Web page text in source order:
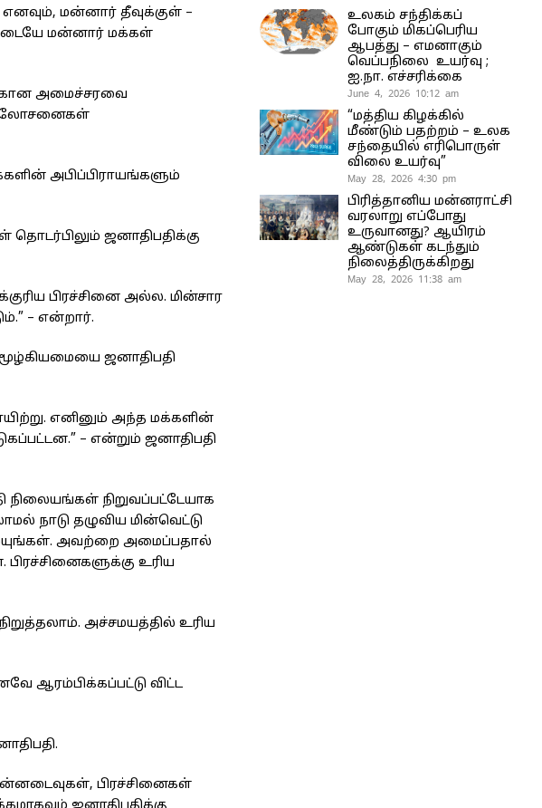
மன்னார் தீவுக்குள் –
மன்னார் மக்கள்
அமைச்சரவை
ஆலோசனைகள்
அபிப்பிராயங்களும்
ஜனாதிபதிக்கு
பிரச்சினை அல்ல. மின்சார
– என்றார்.
ஜனாதிபதி
எனினும் அந்த மக்களின்
– என்றும் ஜனாதிபதி
நிலையங்கள் நிறுவப்பட்டேயாக
நாடு தழுவிய மின்வெட்டு
அவற்றை அமைப்பதால்
பிரச்சினைகளுக்கு உரிய
அச்சமயத்தில் உரிய
ஆரம்பிக்கப்பட்டு விட்ட
பிரச்சினைகள்
உலகம் சந்திக்கப்
போகும் மிகப்பெரிய
ஆபத்து – எமனாகும்
வெப்பநிலை உயர்வு ;
ஐ.நா. எச்சரிக்கை
June 4, 2026 10:12 am
“மத்திய கிழக்கில்
மீண்டும் பதற்றம் – உலக
சந்தையில் எரிபொருள்
விலை உயர்வு”
May 28, 2026 4:30 pm
பிரித்தானிய மன்னராட்சி
வரலாறு எப்போது
உருவானது? ஆயிரம்
ஆண்டுகள் கடந்தும்
நிலைத்திருக்கிறது
May 28, 2026 11:38 am